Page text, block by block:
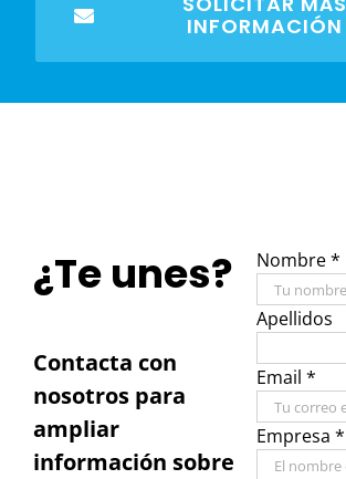
INFORMACIÓN
¿Te unes?
Contacta con
nosotros para
ampliar
información sobre
Nombre*
Apellidos
Email *
Empresa *